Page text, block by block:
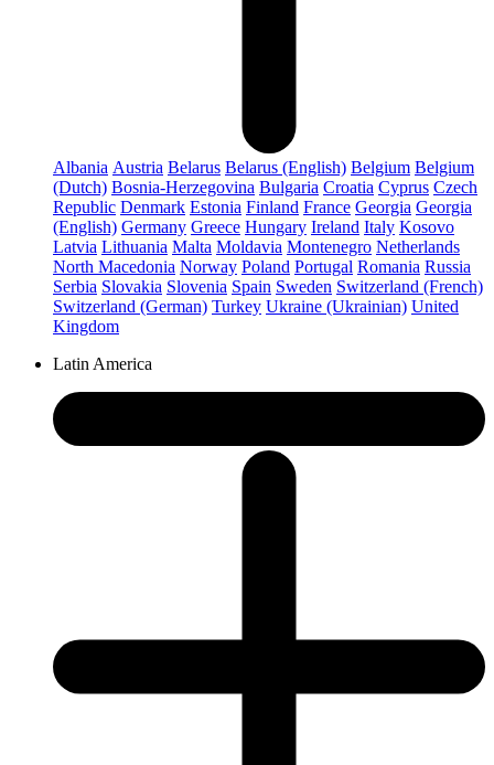
Albania Austria Belarus Belarus (English) Belgium Belgium
(Dutch) Bosnia-Herzegovina Bulgaria Croatia Cyprus Czech
Republic Denmark Estonia Finland France Georgia Georgia
(English) Germany Greece Hungary Ireland Italy Kosovo
Latvia Lithuania Malta Moldavia Montenegro Netherlands
North Macedonia Norway Poland Portugal Romania Russia
Serbia Slovakia Slovenia Spain Sweden Switzerland (French)
Switzerland (German) Turkey Ukraine (Ukrainian) United
Kingdom
Latin America